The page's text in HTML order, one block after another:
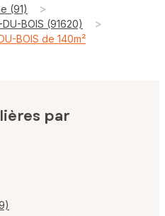
(91) >
DU-BOIS (91620) >
BOIS de 140m²
par